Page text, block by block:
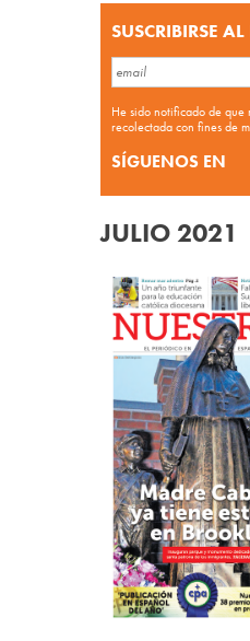
SUSCRIBIRSE
He sido notificado de que
recolectada con fines de
SÍGUENOS EN
JULIO 2021